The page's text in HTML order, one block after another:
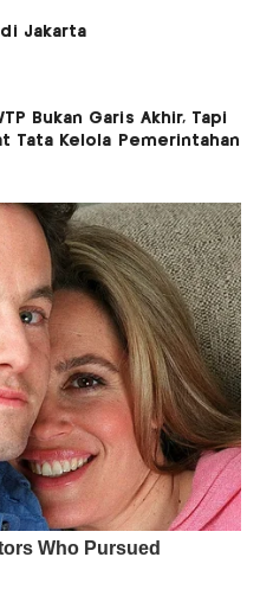
Jakarta
Bukan Garis Akhir, Tapi
Tata Kelola Pemerintahan